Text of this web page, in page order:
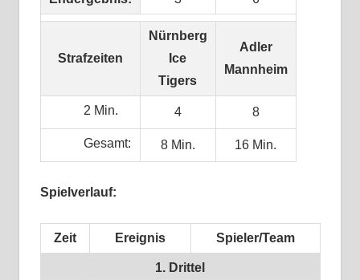
Strafzeiten
Nürnberg
Ice
Tigers
Adler
Mannheim
2 Min. 4 8
Gesamt: 8 Min. 16 Min.
Spielverlauf:
Zeit Ereignis Spieler/Team
1. Drittel